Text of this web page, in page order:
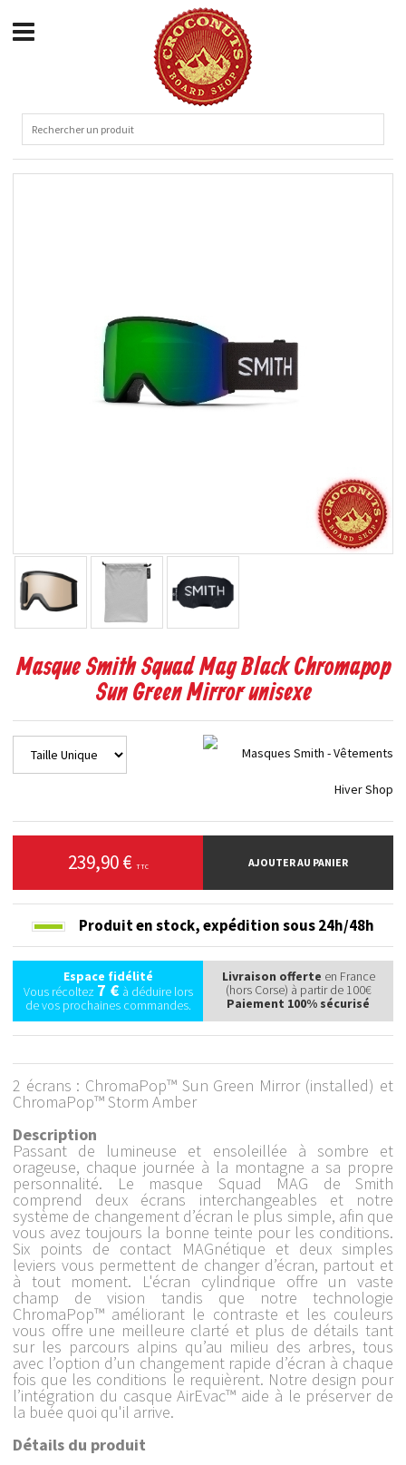
Masque Smith Squad Mag Black Chromapop
Sun Green Mirror unisexe
239,90 € TTC AJOUTER AU PANIER
Produit en stock,expédition sous 24h/48h
Espace fidélité
Vous récoltez 7 €à déduire lors
de vos prochaines commandes.
Livraison offerte en France
(hors Corse) à partir de 100€
Paiement 100% sécurisé
2 écrans : ChromaPop™ Sun Green Mirror (installed) et
ChromaPop™ Storm Amber
Description
Passant de lumineuse et ensoleillée à sombre et
orageuse, chaque journée à la montagne a sa propre
personnalité. Le masque Squad MAG de Smith
comprend deux écrans interchangeables et notre
système de changement d’écran le plus simple, afin que
vous avez toujours la bonne teinte pour les conditions.
Six points de contact MAGnétique et deux simples
leviers vous permettent de changer d’écran, partout et
à tout moment. L'écran cylindrique offre un vaste
champ de vision tandis que notre technologie
ChromaPop™ améliorant le contraste et les couleurs
vous offre une meilleure clarté et plus de détails tant
sur les parcours alpins qu’au milieu des arbres, tous
avec l’option d’un changement rapide d’écran à chaque
fois que les conditions le requièrent. Notre design pour
l’intégration du casque AirEvac™ aide à le préserver de
la buée quoi qu'il arrive.
Détails du produit